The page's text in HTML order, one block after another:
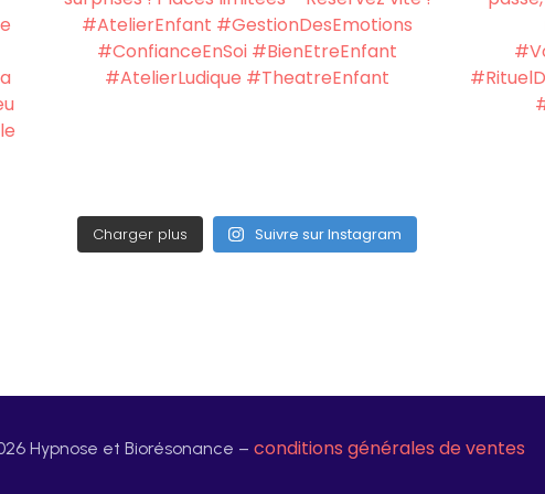
Charger plus Suivre sur Instagram
Hypnose et Biorésonance – conditions générales de ventes